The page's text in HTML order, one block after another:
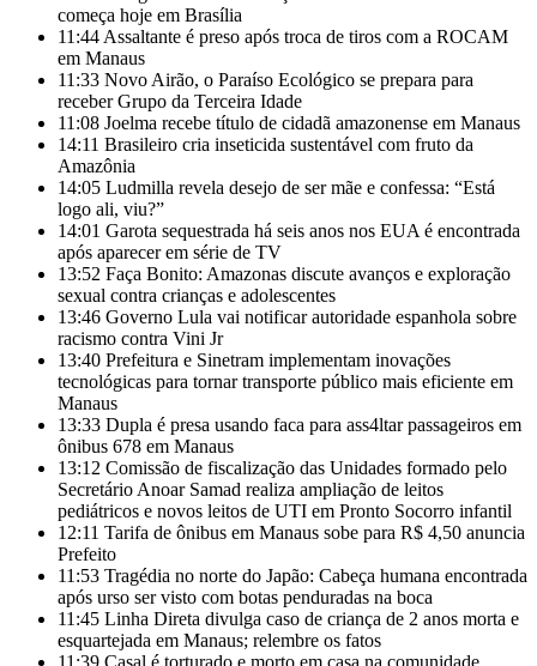
começa hoje em Brasília
11:44 Assaltante é preso após troca de tiros com a ROCAM
em Manaus
11:33 Novo Airão, o Paraíso Ecológico se prepara para
receber Grupo da Terceira Idade
11:08 Joelma recebe título de cidadã amazonense em Manaus
14:11 Brasileiro cria inseticida sustentável com fruto da
Amazônia
14:05 Ludmilla revela desejo de ser mãe e confessa: “Está
logo ali, viu?”
14:01 Garota sequestrada há seis anos nos EUA é encontrada
após aparecer em série de TV
13:52 Faça Bonito: Amazonas discute avanços e exploração
sexual contra crianças e adolescentes
13:46 Governo Lula vai notificar autoridade espanhola sobre
racismo contra Vini Jr
13:40 Prefeitura e Sinetram implementam inovações
tecnológicas para tornar transporte público mais eficiente em
Manaus
13:33 Dupla é presa usando faca para ass4ltar passageiros em
ônibus 678 em Manaus
13:12 Comissão de fiscalização das Unidades formado pelo
Secretário Anoar Samad realiza ampliação de leitos
pediátricos e novos leitos de UTI em Pronto Socorro infantil
12:11 Tarifa de ônibus em Manaus sobe para R$ 4,50 anuncia
Prefeito
11:53 Tragédia no norte do Japão: Cabeça humana encontrada
após urso ser visto com botas penduradas na boca
11:45 Linha Direta divulga caso de criança de 2 anos morta e
esquartejada em Manaus; relembre os fatos
11:39 Casal é torturado e morto em casa na comunidade